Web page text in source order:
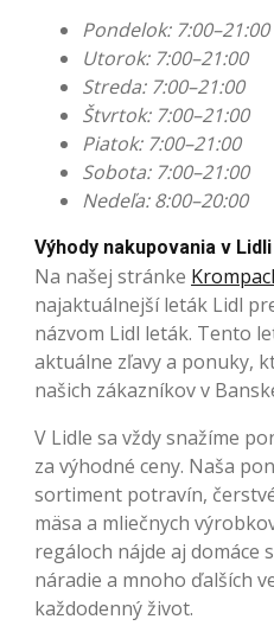
Pondelok: 7:00–21:00
Utorok: 7:00–21:00
Streda: 7:00–21:00
Štvrtok: 7:00–21:00
Piatok: 7:00–21:00
Sobota: 7:00–21:00
Nedeľa: 8:00–20:00
Výhody nakupovania v
Na našej stránke
najaktuálnejší leták Lidl
názvom Lidl leták. Tento
aktuálne zľavy a ponuky,
našich zákazníkov v
V Lidle sa vždy snažíme
za výhodné ceny. Naša
sortiment potravín,
mäsa a mliečnych
regáloch nájde aj domáce
náradie a mnoho ďalších
každodenný život.